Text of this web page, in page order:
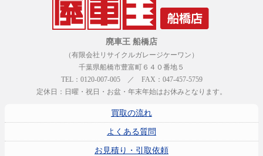
廃車王 船橋店
（有限会社リサイクルガレージケーワン）
千葉県船橋市豊富町６４０番地５
TEL：0120-007-005 ／ FAX：047-457-5759
定休日：日曜・祝日・お盆・年末年始はお休みとなります。
買取の流れ
よくある質問
お見積り・引取依頼